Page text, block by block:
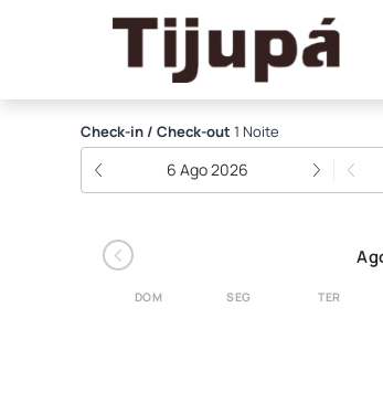
Pousada Tijupá
Check-in / Check-out 1 Noite
6 Ago 2026
‹
DOM SEG TER